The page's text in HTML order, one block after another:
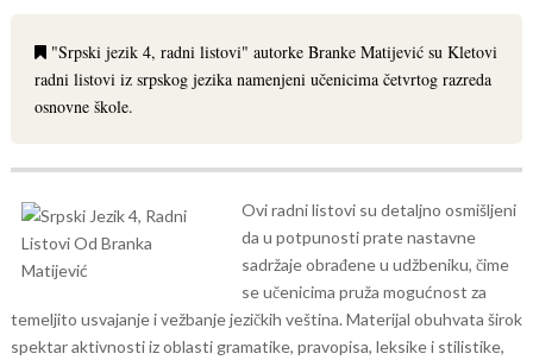
"Srpski jezik 4, radni listovi" autorke Branke Matijević su Kletovi
radni listovi iz srpskog jezika namenjeni učenicima četvrtog razreda
osnovne škole.
Ovi radni listovi su detaljno osmišljeni
da u potpunosti prate nastavne
sadržaje obrađene u udžbeniku, čime
se učenicima pruža mogućnost za
temeljito usvajanje i vežbanje jezičkih veština. Materijal obuhvata širok
spektar aktivnosti iz oblasti gramatike, pravopisa, leksike i stilistike,